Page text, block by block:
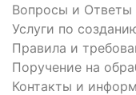
Вопросы и Ответы
Услуги по
Правила и
Поручение на
Контакты и